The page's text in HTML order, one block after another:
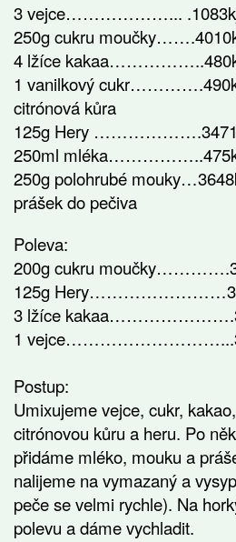
3 vejce………………...
250g cukru
4 lžíce
1 vanilkový
citrónová kůra
125g Hery
250ml
250g polohrubé
prášek do pečiva
Poleva:
200g cukru
125g
3 lžíce
1
Postup:
Umixujeme vejce, cukr,
citrónovou kůru a heru. Po
přidáme mléko, mouku a
nalijeme na vymazaný a
peče se velmi rychle). Na
polevu a dáme vychladit.